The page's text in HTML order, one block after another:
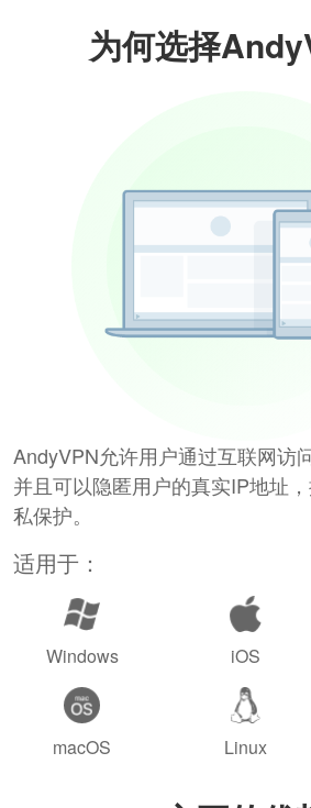
为何选择
AndyVPN允许用户通过互联网访
并且可以隐匿用户的真实IP地址
私保护。
适用于：
Windows iOS
macOS Linux